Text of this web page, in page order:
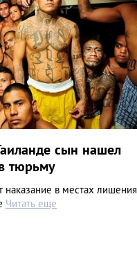
сын нашел
тюрьму
наказание в местах лишения
Читать еще